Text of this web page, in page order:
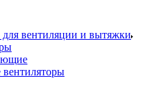
вентиляции и вытяжки